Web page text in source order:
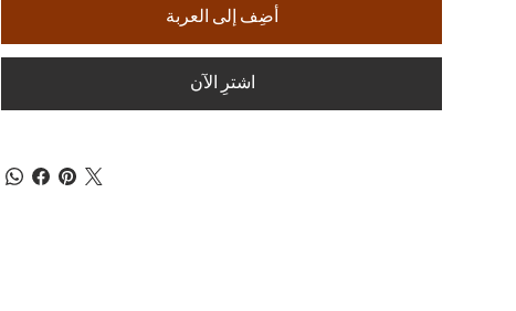
أضِف إلى العربة
اشترِ الآن